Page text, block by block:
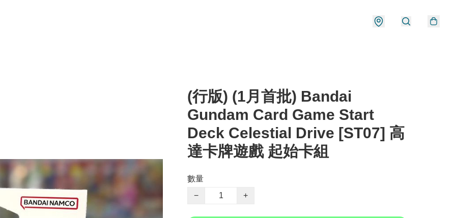
(行版) (1月首批) Bandai
Gundam Card Game Start
Deck Celestial Drive [ST07] 高
達卡牌遊戲 起始卡組
數量
−
+